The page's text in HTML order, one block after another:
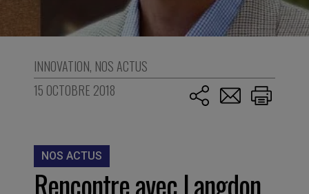
INNOVATION, NOS ACTUS
15 OCTOBRE 2018
NOS ACTUS
Rencontre avec Langdon